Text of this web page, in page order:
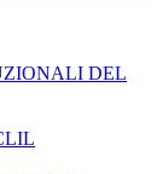
DEL